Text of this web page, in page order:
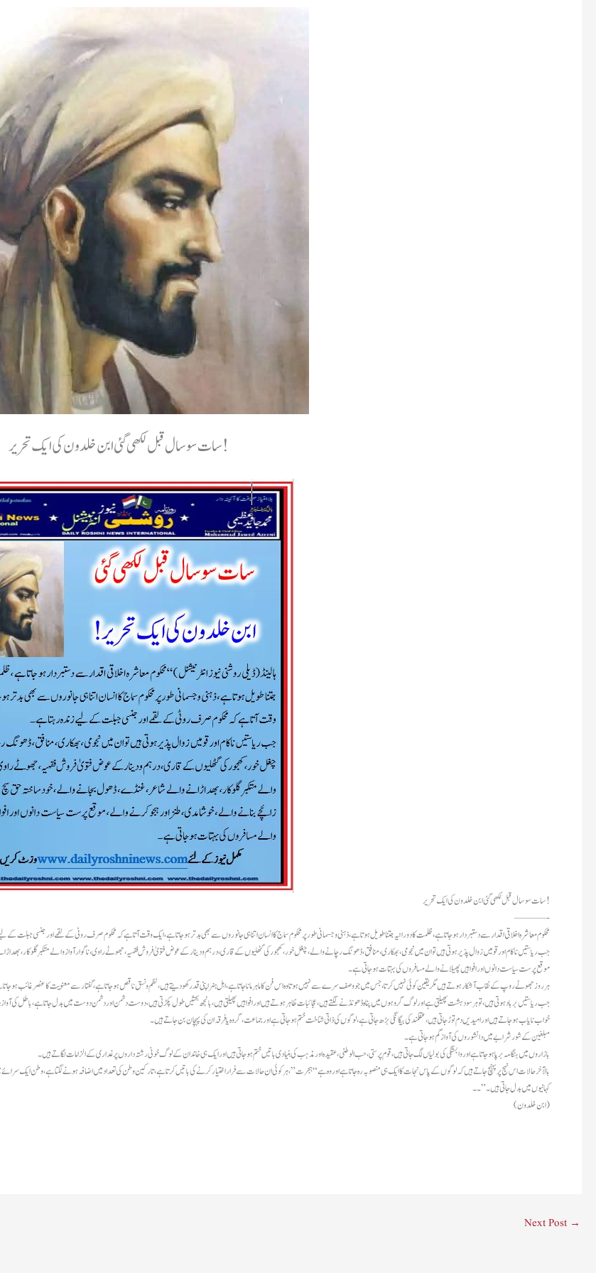
سات سو سال قبل لکھی گئی ابن خلدون کی ایک تحریر!
سات سو سال قبل لکھی گئی ابن خلدون کی ایک تحریر!
———-
“محکوم معاشرہ اخلاقی اقدار سے دستبردار ہو جاتا ہے ، ظلمت کا دورانیہ جتنا طویل ہوتا ہے، ذہنی و جسمانی طور پر محکوم سماج کا انسان اتنا ہی جانوروں سے بھی بدتر ہوجاتا ہے، ایک وقت آتا ہے کہ محکوم صرف روٹی کے لقمے اور جنسی جبلت کے
جب ریاستیں ناکام اور قومیں زوال پذیر ہوتی ہیں تو ان میں نجومی، بھکاری، منافق، ڈھونگ رچانے والے، چغل خور، کھجور کی گٹھلیوں کے قاری، درہم و دینار کے عوض فتویٰ فروش فقہیہ، جھوٹے راوی، ناگوار آواز والے متکبر گلوکار،
موقع پرست سیاست دانوں اور افواہیں پھیلانے والے مسافروں کی بہتات ہوجاتی ہے ۔
ہر روز جھوٹے روپ کے نقاب آشکار ہوتے ہیں مگر یقین کوئی نہیں کرتا ، جس میں جو وصف سرے سے نہیں ہوتا وہ اس فن کا ماہر مانا جاتا ہے، اہل ہنر اپنی قدر کھو دیتے ہیں، نظم و نسق ناقص ہو جاتا ہے، گفتار سے معنویت کا عنصر غائب
جب ریاستیں برباد ہوتی ہیں، تو ہر سو دہشت پھیلتی ہے اور لوگ گروہوں میں پناہ ڈھونڈنے لگتے ہیں، عجائبات ظاہر ہوتے ہیں اور افواہیں پھیلتی ہیں، بانجھ بحثیں طول پکڑتی ہیں، دوست دشمن اور دشمن دوست میں بدل جاتا ہے، باطل
خواب نایاب ہو جاتے ہیں اور امیدیں دم توڑ جاتی ہیں، عقلمند کی بیگانگی بڑھ جاتی ہے، لوگوں کی ذاتی شناخت ختم ہوجاتی ہے اور جماعت، گروہ یا فرقہ ان کی پہچان بن جاتے ہیں۔
مبلغین کے شور شرابے میں دانشوروں کی آواز گم ہو جاتی ہے۔
بازاروں میں ہنگامہ برپا ہو جاتا ہے اور وابستگی کی بولیاں لگ جاتی ہیں، قوم پرستی، حب الوطنی، عقیدہ اور مذہب کی بنیادی باتیں ختم ہو جاتی ہیں اور ایک ہی خاندان کے لوگ خونی رشتہ داروں پر غداری کے الزامات لگاتے ہیں۔
بالآخر حالات اس نہج پر پہنچ جاتے ہیں کہ لوگوں کے پاس نجات کا ایک ہی منصوبہ رہ جاتا ہے اور وہ ہے “ہجرت”، ہر کوئی ان حالات سے فرار اختیار کرنے کی باتیں کرتا ہے، تارکین وطن کی تعداد میں اضافہ ہونے لگتا ہے، وطن ایک
کہانیوں میں بدل جاتی ہیں۔”۔۔
(ابن خلدون)
Next Post →